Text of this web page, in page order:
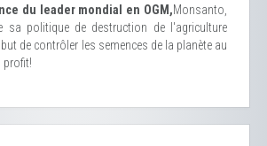
du leader mondial en OGM,Monsanto,
sa politique de destruction de l'agriculture
de contrôler les semences de la planète au
profit!